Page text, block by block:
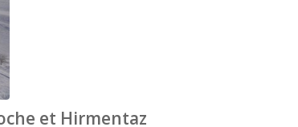
et Hirmentaz